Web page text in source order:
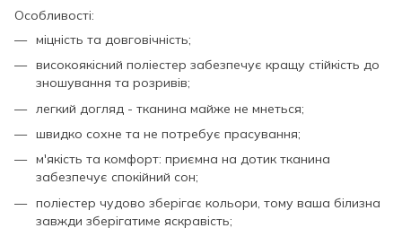
Особливості:
міцність та довговічність;
високоякісний поліестер забезпечує кращу стійкість до
зношування та розривів;
легкий догляд - тканина майже не мнеться;
швидко сохне та не потребує прасування;
м'якість та комфорт: приємна на дотик тканина
забезпечує спокійний сон;
поліестер чудово зберігає кольори, тому ваша білизна
завжди зберігатиме яскравість;